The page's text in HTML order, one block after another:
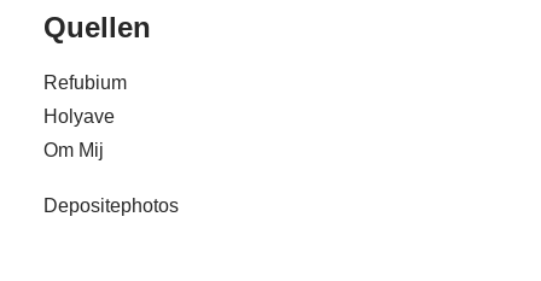
Quellen
Refubium
Holyave
Om Mij
Depositephotos